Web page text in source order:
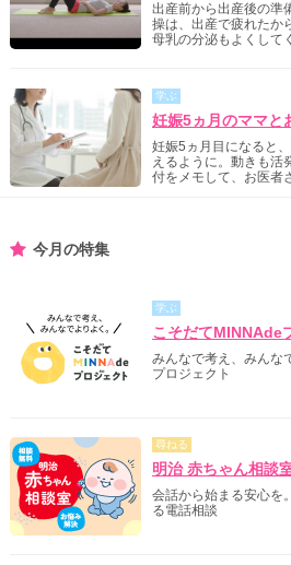
出産前から出産後の準
操は、出産で疲れたか
母乳の分泌もよくして
学ぶ
妊娠5ヵ月のママと
妊娠5ヵ月目になると
えるように。動きも活
付をメモして、お医者
今月の特集
学ぶ
こそだてMINNAde
みんなで考え、みんな
プロジェクト
尋ねる
明治 赤ちゃん相談
会話から始まる安心を
る電話相談